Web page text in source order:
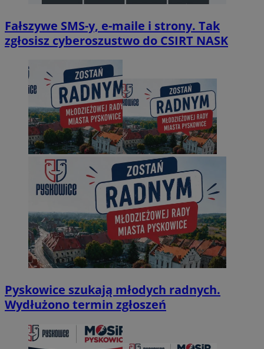
Fałszywe SMS-y, e-maile i strony. Tak
zgłosisz cyberoszustwo do CSIRT NASK
Pyskowice szukają młodych radnych.
Wydłużono termin zgłoszeń